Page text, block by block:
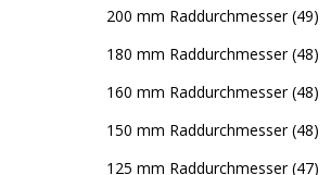
200 mm Raddurchmesser(49)
180 mm Raddurchmesser(48)
160 mm Raddurchmesser(48)
150 mm Raddurchmesser(48)
125 mm Raddurchmesser(47)